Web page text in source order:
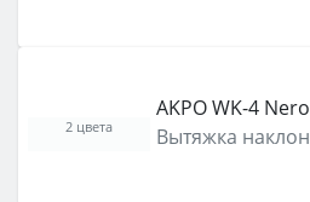
AKPO WK-4
Вытяжка
2 цвета